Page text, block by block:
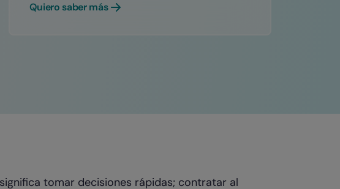
Quiero saber más
tomar decisiones rápidas; contratar al